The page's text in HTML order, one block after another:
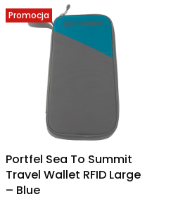
Promocja
Portfel Sea To Summit
Travel Wallet RFID Large
– Blue